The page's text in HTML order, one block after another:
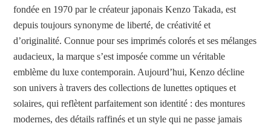
fondée en 1970 par le créateur japonais Kenzo Takada, est
depuis toujours synonyme de liberté, de créativité et
d’originalité. Connue pour ses imprimés colorés et ses mélanges
audacieux, la marque s’est imposée comme un véritable
emblème du luxe contemporain. Aujourd’hui, Kenzo décline
son univers à travers des collections de lunettes optiques et
solaires, qui reflètent parfaitement son identité : des montures
modernes, des détails raffinés et un style qui ne passe jamais